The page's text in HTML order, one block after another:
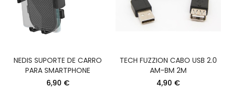
NEDIS SUPORTE DE CARRO
PARA SMARTPHONE
6,90 €
TECH FUZZION CABO USB 2.0
AM-BM 2M
4,90 €